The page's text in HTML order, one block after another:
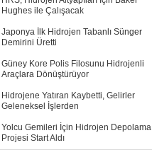
Hughes ile Çalışacak
Japonya İlk Hidrojen Tabanlı Sünger
Demirini Üretti
Güney Kore Polis Filosunu Hidrojenli
Araçlara Dönüştürüyor
Hidrojene Yatıran Kaybetti, Gelirler
Geleneksel İşlerden
Yolcu Gemileri İçin Hidrojen Depolama
Projesi Start Aldı